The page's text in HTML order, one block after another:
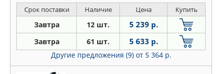
Golf VII 5G1, AU12N3 (2013-2017), Gran
Santana BR1 (2018-2019), Jetta AV3
(2015-2018), Polo V Sedan 614 (20
Срок поставки Наличие Цена Купить
Завтра 12 шт. 5 239 р.
Завтра 61 шт. 5 633 р.
Другие предложения (9) от 5 364 р.